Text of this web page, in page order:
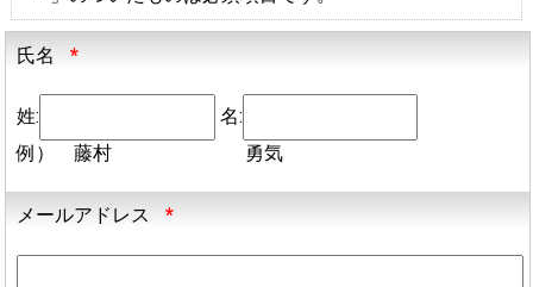
氏名 *
姓:
名:
例） 藤村 勇気
メールアドレス *